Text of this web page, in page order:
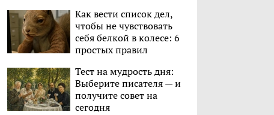
Как вести список дел,
чтобы не чувствовать
себя белкой в колесе: 6
простых правил
Тест на мудрость дня:
Выберите писателя — и
получите совет на
сегодня